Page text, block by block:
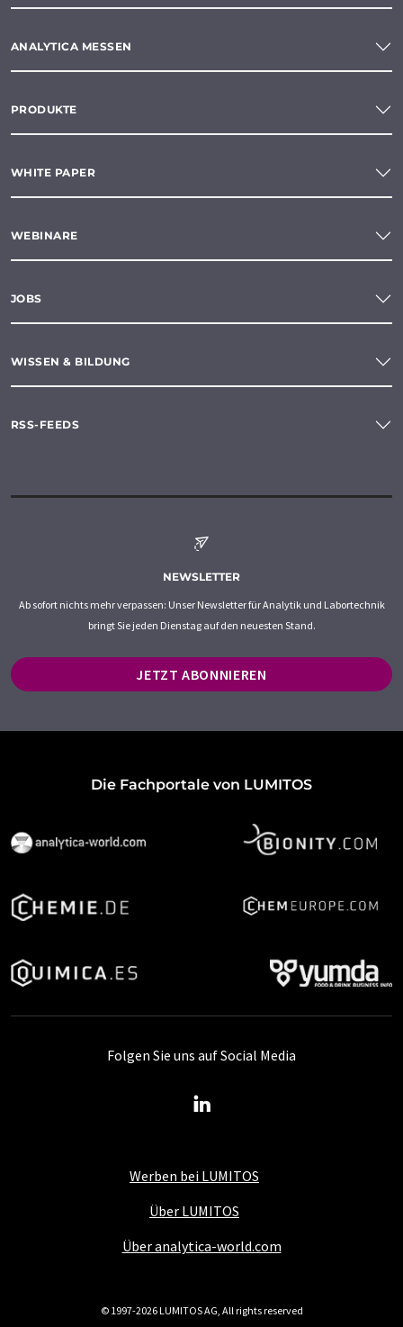
ANALYTICA MESSEN
PRODUKTE
WHITE PAPER
WEBINARE
JOBS
WISSEN & BILDUNG
RSS-FEEDS
NEWSLETTER
Ab sofort nichts mehr verpassen: Unser Newsletter für Analytik und Labortechnik
bringt Sie jeden Dienstag auf den neuesten Stand.
JETZT ABONNIEREN
Die Fachportale von LUMITOS
Werben bei LUMITOS
Über LUMITOS
Über analytica-world.com
Folgen Sie uns auf Social Media
© 1997-2026 LUMITOS AG, All rights reserved